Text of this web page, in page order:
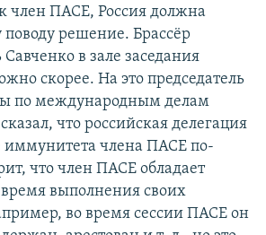
член ПАСЕ, Россия должна
поводу решение. Брассёр
Савченко в зале заседания
скорее. На это председатель
по международным делам
что российская делегация
иммунитета члена ПАСЕ по-
что член ПАСЕ обладает
выполнения своих
во время сессии ПАСЕ он